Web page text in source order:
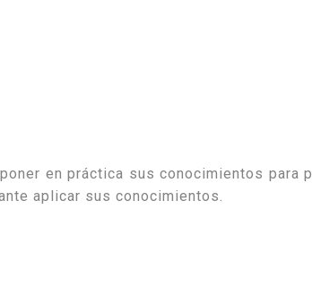
en práctica sus conocimientos para
aplicar sus conocimientos.